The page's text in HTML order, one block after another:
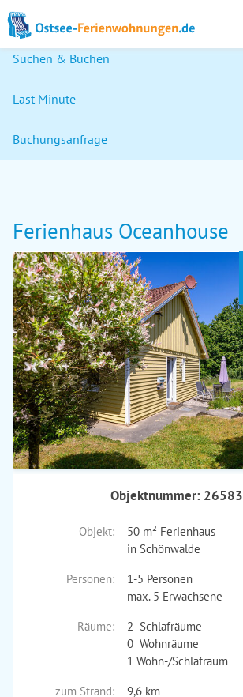
Suchen & Buchen
Last Minute
Buchungsanfrage
Ferienhaus Oceanhouse
Objektnummer: 26583
Objekt:
50 m² Ferienhaus
in Schönwalde
Personen:
1-5 Personen
max. 5 Erwachsene
Räume:
2 Schlafräume
0 Wohnräume
1 Wohn-/Schlafraum
zum Strand:
9,6 km